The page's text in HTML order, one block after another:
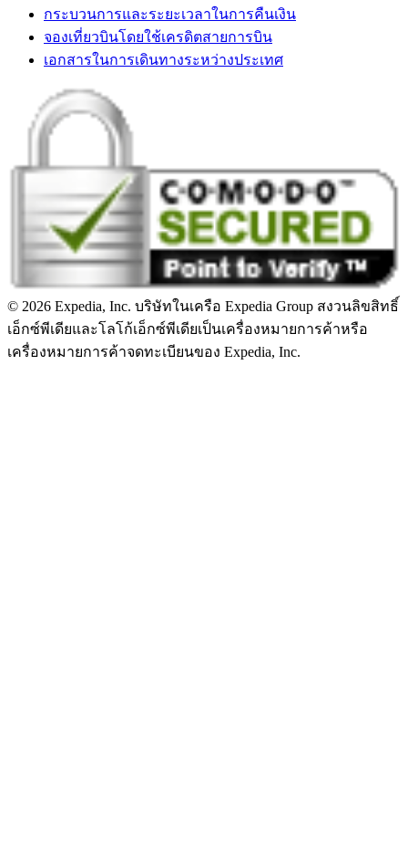
กระบวนการและระยะเวลาในการคืนเงิน
จองเที่ยวบินโดยใช้เครดิตสายการบิน
เอกสารในการเดินทางระหว่างประเทศ
© 2026 Expedia, Inc. บริษัทในเครือ Expedia Group สงวนลิขสิทธิ์
เอ็กซ์พีเดียและโลโก้เอ็กซ์พีเดียเป็นเครื่องหมายการค้าหรือ
เครื่องหมายการค้าจดทะเบียนของ Expedia, Inc.